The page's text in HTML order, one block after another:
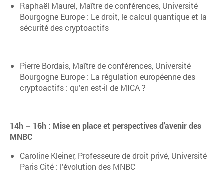
Raphaël Maurel, Maître de conférences, Université
Bourgogne Europe : Le droit, le calcul quantique et la
sécurité des cryptoactifs
Pierre Bordais, Maître de conférences, Université
Bourgogne Europe : La régulation européenne des
cryptoactifs : qu’en est-il de MICA ?
14h – 16h : Mise en place et perspectives d’avenir des
MNBC
Caroline Kleiner, Professeure de droit privé, Université
Paris Cité : l’évolution des MNBC